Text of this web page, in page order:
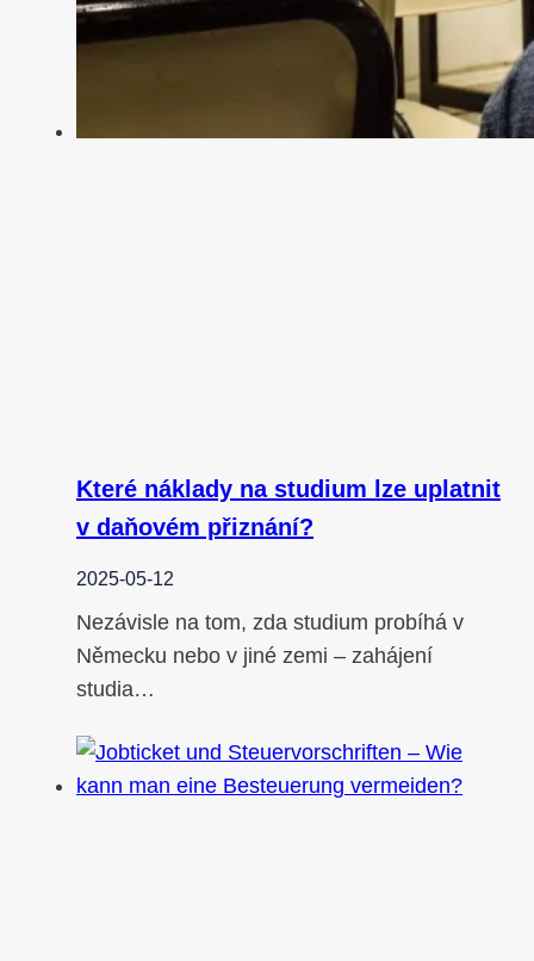
Které náklady na studium lze uplatnit
v daňovém přiznání?
2025-05-12
Nezávisle na tom, zda studium probíhá v
Německu nebo v jiné zemi – zahájení
studia…